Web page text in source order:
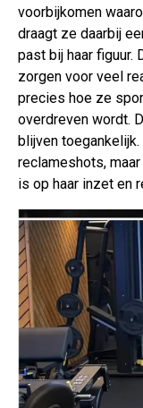
voorbijkomen
draagt ze daarbij
past bij haar figuur.
zorgen voor veel
precies hoe ze
overdreven wordt.
blijven
reclameshots,
is op haar inzet en